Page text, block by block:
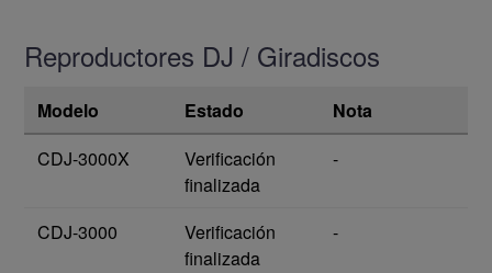
Reproductores DJ / Giradiscos
Modelo Estado
Nota
CDJ-3000X
Verificación
finalizada
-
CDJ-3000
Verificación
finalizada
-